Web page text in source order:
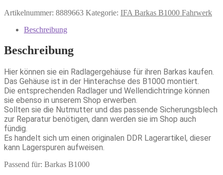
Artikelnummer: 8889663 Kategorie: IFA Barkas B1000 Fahrwerk
Beschreibung
Beschreibung
Hier können sie ein Radlagergehäuse für ihren Barkas kaufen.
Das Gehäuse ist in der Hinterachse des B1000 montiert.
Die entsprechenden Radlager und Wellendichtringe können
sie ebenso in unserem Shop erwerben.
Sollten sie die Nutmutter und das passende Sicherungsblech
zur Reparatur benötigen, dann werden sie im Shop auch
fündig.
Es handelt sich um einen originalen DDR Lagerartikel, dieser
kann Lagerspuren aufweisen.
Passend für: Barkas B1000